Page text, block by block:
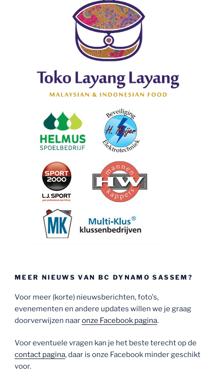
MEER NIEUWS VAN BC DYNAMO SASSEM?
Voor meer (korte) nieuwsberichten, foto's,
evenementen en andere updates willen we je graag
doorverwijzen naaronze Facebook pagina.
Voor eventuele vragen kan je het beste terecht op de
contact pagina, daar is onze Facebook minder geschikt
voor.